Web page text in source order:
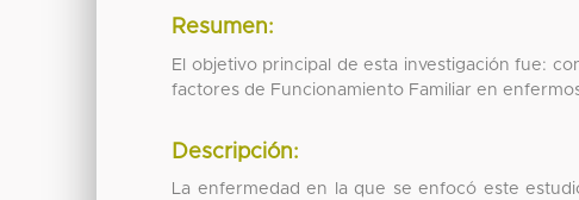
Resumen:
El objetivo principal de esta investigación fue:
factores de Funcionamiento Familiar en
Descripción:
La enfermedad en la que se enfocó este